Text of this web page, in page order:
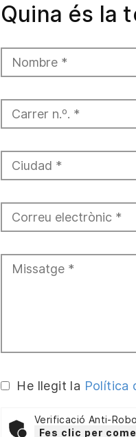
Quina és la
He llegit la Política
Verificació Anti-
Fes clic per